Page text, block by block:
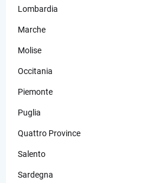
Lombardia
Marche
Molise
Occitania
Piemonte
Puglia
Quattro Province
Salento
Sardegna